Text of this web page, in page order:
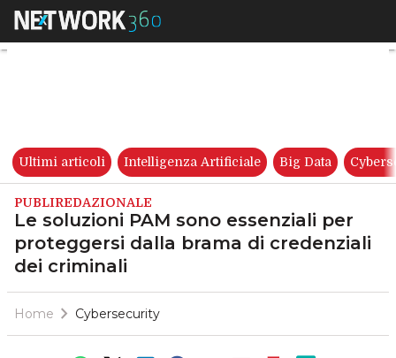
Le soluzioni PAM sono
Ultimi articoli Intelligenza Artificiale Big Data
PUBLIREDAZIONALE
Le soluzioni PAM sono essenziali per
proteggersi dalla brama di credenziali
dei criminali
Home Cybersecurity